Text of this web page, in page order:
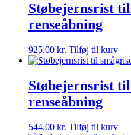
Støbejernsrist
renseåbning
925,00 kr. Tilføj til kurv
Støbejernsrist
renseåbning
544,00 kr. Tilføj til kurv